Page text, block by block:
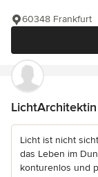
60348 Frankfurt
Licht ist nicht
das Leben im
konturenlos und